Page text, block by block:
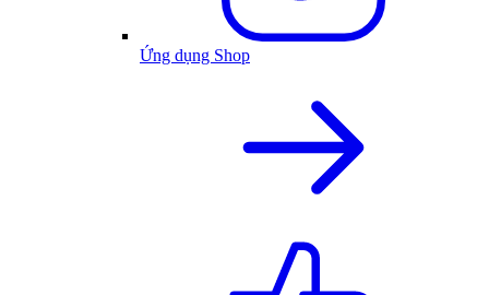
Ứng dụng Shop